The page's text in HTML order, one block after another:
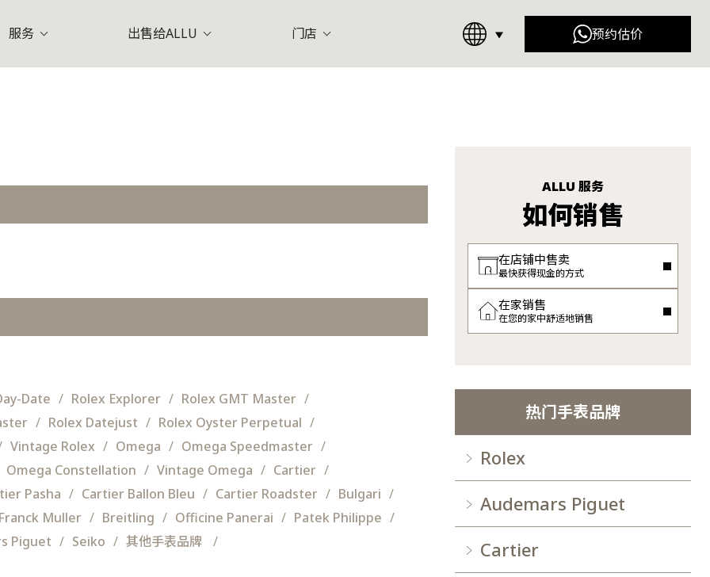
预约估价
门店
服务 出售给ALLU
Date Rolex Explorer
Rolex GMT Master
Rolex Datejust
Rolex Oyster Perpetual
Vintage Rolex
Omega
Omega Speedmaster
Omega Constellation
Vintage Omega
Cartier
Pasha
Cartier Ballon Bleu Cartier Roadster
Bulgari
Muller
Breitling Officine Panerai
Patek Philippe
Piguet
Seiko 其他手表品牌
ALLU 服务
如何销售
在店铺中售卖
最快获得现金的方式
在家销售
在您的家中舒适地销售
热门手表品牌
Rolex
Audemars Piguet
Cartier